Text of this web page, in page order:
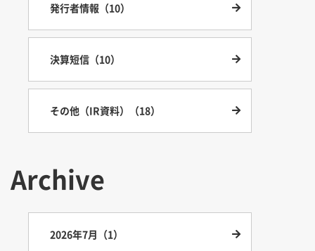
発行者情報（10）
決算短信（10）
その他（IR資料）（18）
Archive
2026年7月（1）